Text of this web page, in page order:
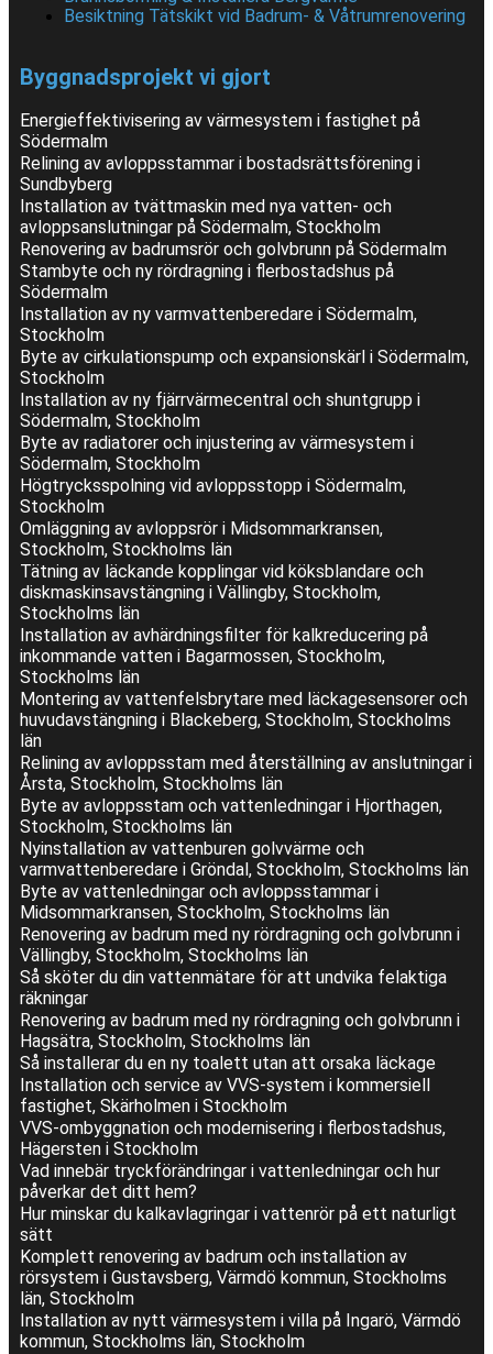
Besiktning Tätskikt vid Badrum- & Våtrumrenovering
Byggnadsprojekt vi gjort
Energieffektivisering av värmesystem i fastighet på
Södermalm
Relining av avloppsstammar i bostadsrättsförening i
Sundbyberg
Installation av tvättmaskin med nya vatten- och
avloppsanslutningar på Södermalm, Stockholm
Renovering av badrumsrör och golvbrunn på Södermalm
Stambyte och ny rördragning i flerbostadshus på
Södermalm
Installation av ny varmvattenberedare i Södermalm,
Stockholm
Byte av cirkulationspump och expansionskärl i Södermalm,
Stockholm
Installation av ny fjärrvärmecentral och shuntgrupp i
Södermalm, Stockholm
Byte av radiatorer och injustering av värmesystem i
Södermalm, Stockholm
Högtrycksspolning vid avloppsstopp i Södermalm,
Stockholm
Omläggning av avloppsrör i Midsommarkransen,
Stockholm, Stockholms län
Tätning av läckande kopplingar vid köksblandare och
diskmaskinsavstängning i Vällingby, Stockholm,
Stockholms län
Installation av avhärdningsfilter för kalkreducering på
inkommande vatten i Bagarmossen, Stockholm,
Stockholms län
Montering av vattenfelsbrytare med läckagesensorer och
huvudavstängning i Blackeberg, Stockholm, Stockholms
län
Relining av avloppsstam med återställning av anslutningar i
Årsta, Stockholm, Stockholms län
Byte av avloppsstam och vattenledningar i Hjorthagen,
Stockholm, Stockholms län
Nyinstallation av vattenburen golvvärme och
varmvattenberedare i Gröndal, Stockholm, Stockholms län
Byte av vattenledningar och avloppsstammar i
Midsommarkransen, Stockholm, Stockholms län
Renovering av badrum med ny rördragning och golvbrunn i
Vällingby, Stockholm, Stockholms län
Så sköter du din vattenmätare för att undvika felaktiga
räkningar
Renovering av badrum med ny rördragning och golvbrunn i
Hagsätra, Stockholm, Stockholms län
Så installerar du en ny toalett utan att orsaka läckage
Installation och service av VVS-system i kommersiell
fastighet, Skärholmen i Stockholm
VVS-ombyggnation och modernisering i flerbostadshus,
Hägersten i Stockholm
Vad innebär tryckförändringar i vattenledningar och hur
påverkar det ditt hem?
Hur minskar du kalkavlagringar i vattenrör på ett naturligt
sätt
Komplett renovering av badrum och installation av
rörsystem i Gustavsberg, Värmdö kommun, Stockholms
län, Stockholm
Installation av nytt värmesystem i villa på Ingarö, Värmdö
kommun, Stockholms län, Stockholm